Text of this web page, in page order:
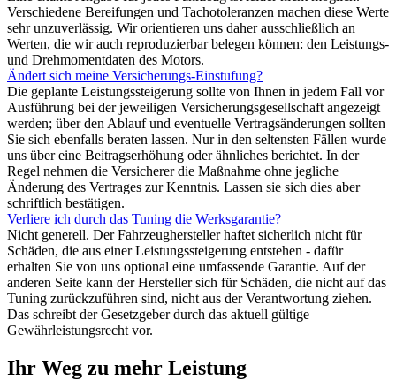
Verschiedene Bereifungen und Tachotoleranzen machen diese Werte
sehr unzuverlässig. Wir orientieren uns daher ausschließlich an
Werten, die wir auch reproduzierbar belegen können: den Leistungs-
und Drehmomentdaten des Motors.
Ändert sich meine Versicherungs-Einstufung?
Die geplante Leistungssteigerung sollte von Ihnen in jedem Fall vor
Ausführung bei der jeweiligen Versicherungsgesellschaft angezeigt
werden; über den Ablauf und eventuelle Vertragsänderungen sollten
Sie sich ebenfalls beraten lassen. Nur in den seltensten Fällen wurde
uns über eine Beitragserhöhung oder ähnliches berichtet. In der
Regel nehmen die Versicherer die Maßnahme ohne jegliche
Änderung des Vertrages zur Kenntnis. Lassen sie sich dies aber
schriftlich bestätigen.
Verliere ich durch das Tuning die Werksgarantie?
Nicht generell. Der Fahrzeughersteller haftet sicherlich nicht für
Schäden, die aus einer Leistungssteigerung entstehen - dafür
erhalten Sie von uns optional eine umfassende Garantie. Auf der
anderen Seite kann der Hersteller sich für Schäden, die nicht auf das
Tuning zurückzuführen sind, nicht aus der Verantwortung ziehen.
Das schreibt der Gesetzgeber durch das aktuell gültige
Gewährleistungsrecht vor.
Ihr Weg zu mehr Leistung